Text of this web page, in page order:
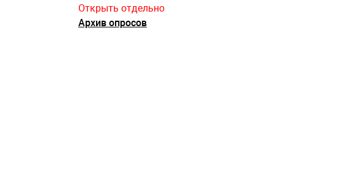
Открыть отдельно
Архив опросов